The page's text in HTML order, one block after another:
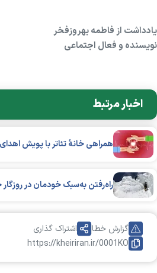
یادداشت از فاطمه بهروزفخر
نویسنده و فعال اجتماعی
اخبار مرتبط
همراهی خانهٔ تئاتر با پویش
راه‌رفتن به‌سبک خودمان در
https://kheiriran.ir/0001KO
گزارش خطا اشتراک گذاری